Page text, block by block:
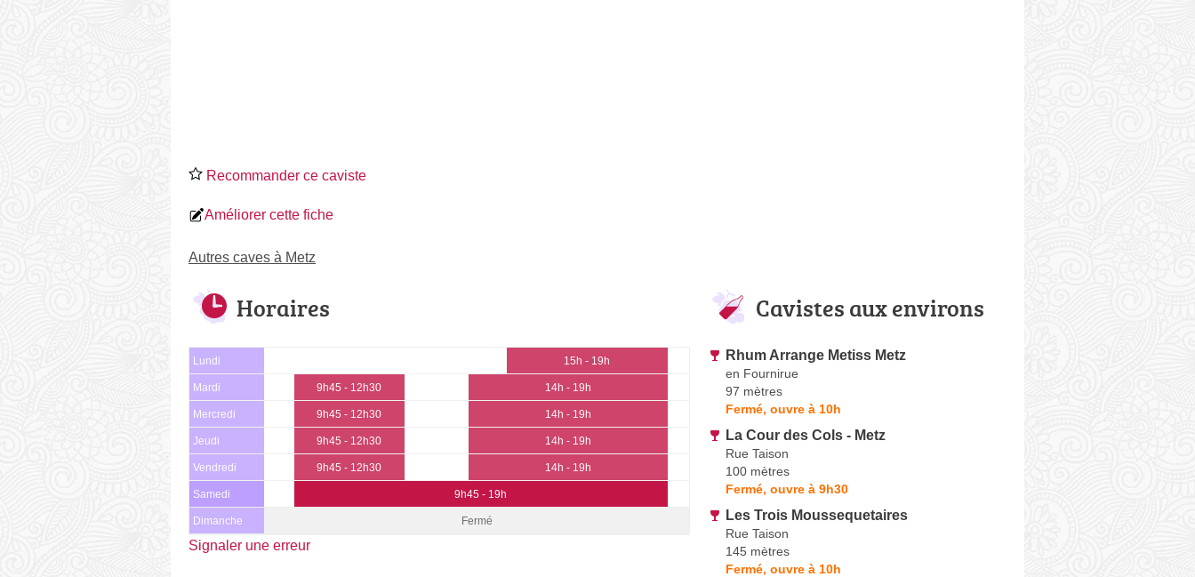
Recommander ce caviste
Améliorer cette fiche
Autres caves à Metz
Horaires
Lundi 15h - 19h
Mardi 9h45 - 12h30 14h - 19h
Mercredi 9h45 - 12h30 14h - 19h
Jeudi 9h45 - 12h30 14h - 19h
Vendredi 9h45 - 12h30 14h - 19h
Samedi 9h45 - 19h
Dimanche Fermé
Signaler une erreur
Cavistes aux environs
Rhum Arrange Metiss Metz
en Fournirue
97 mètres
Fermé, ouvre à 10h
La Cour des Cols - Metz
Rue Taison
100 mètres
Fermé, ouvre à 9h30
Les Trois Moussequetaires
Rue Taison
145 mètres
Fermé, ouvre à 10h